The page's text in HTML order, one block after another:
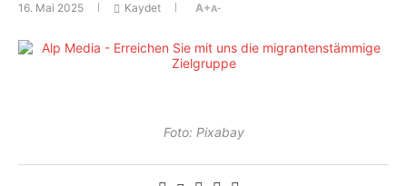
16. Mai 2025 Kaydet A+A-
Foto: Pixabay